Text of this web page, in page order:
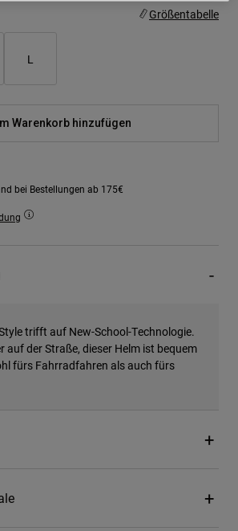
Größentabelle
L
Warenkorb hinzufügen
bei Bestellungen ab 175€
trifft auf New-School-Technologie.
auf der Straße, dieser Helm ist bequem
fürs Fahrradfahren als auch fürs